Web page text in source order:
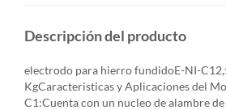
Descripción del producto
electrodo para hierro fundidoE-NI-
KgCaracteristicas y Aplicaciones del
C1:Cuenta con un nucleo de alambre